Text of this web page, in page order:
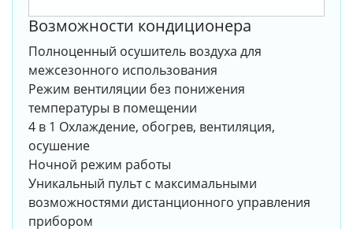
Возможности кондиционера
Полноценный осушитель воздуха для
межсезонного использования
Режим вентиляции без понижения
температуры в помещении
4 в 1 Охлаждение, обогрев, вентиляция,
осушение
Ночной режим работы
Уникальный пульт с максимальными
возможностями дистанционного управления
прибором